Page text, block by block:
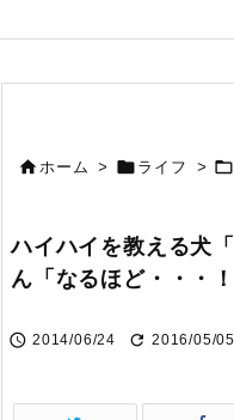
ホーム >  ライフ > 
ハイハイを教える犬
ん「なるほど・・・！
 2014/06/24  2016/05/05